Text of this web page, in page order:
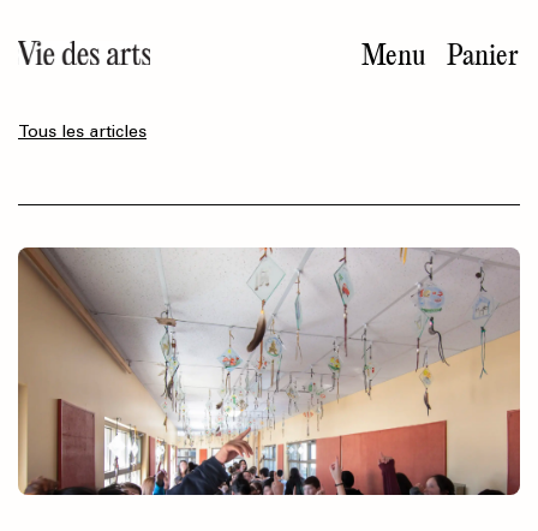
au
contenu
Menu Panier
Tous les articles